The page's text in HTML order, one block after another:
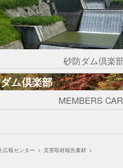
砂防ダム倶楽
ム倶楽部
MEMBERS
広報センター > 災害取材報告素材 >